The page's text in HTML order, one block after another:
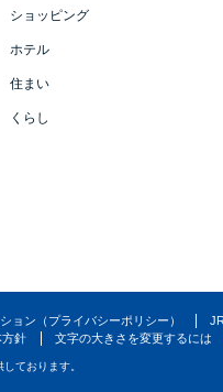
ショッピング
ホテル
住まい
くらし
ョン（プライバシーポリシー）
針
文字の大きさを変更するには
ております。